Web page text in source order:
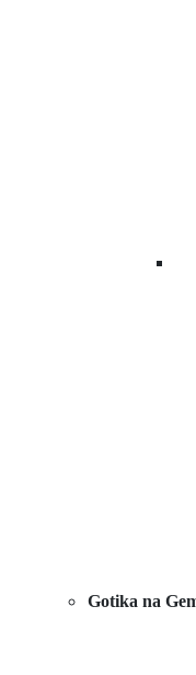
Gotika na